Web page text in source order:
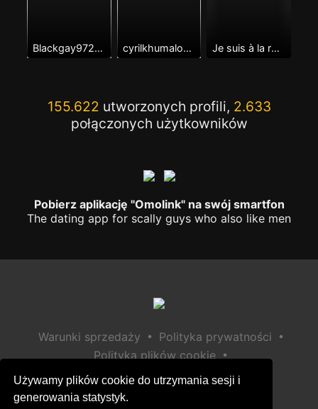
Używamy plików cookie do utrzymania sesji i
generowania statystyk.
Blackgay97218 cyrilkhumalo3@gmail.come Je suis à la recherche d'un vrai relation
155.622 utworzonych profili, 2.633
połączonych użytkowników
Pobierz aplikację "Omolink" na swój smartfon
The dating app for scally guys who also like men
Warunki sprzedaży • Polityka prywatności •
Polityka plików cookie •
Polityka bezpieczeństwa dzieci
Pomoc / Kontakt